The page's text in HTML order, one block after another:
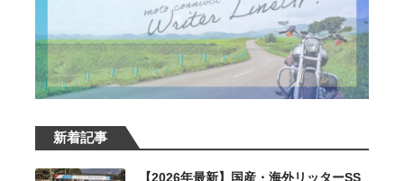
新着記事
【2026年最新】国産・海外リッターSS